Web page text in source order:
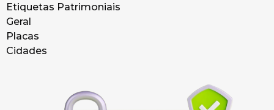
Etiquetas Patrimoniais
Geral
Placas
Cidades